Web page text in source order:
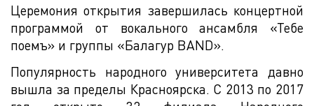
Церемония открытия завершилась концертной
программой от вокального ансамбля «Тебе
поемъ» и группы «Балагур BAND».
Популярность народного университета давно
вышла за пределы Красноярска. С 2013 по 2017